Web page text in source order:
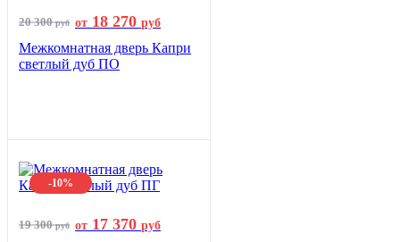
20 300руб от 18 270 руб
Межкомнатная дверь Капри
светлый дуб ПО
-10%
19 300руб от 17 370 руб